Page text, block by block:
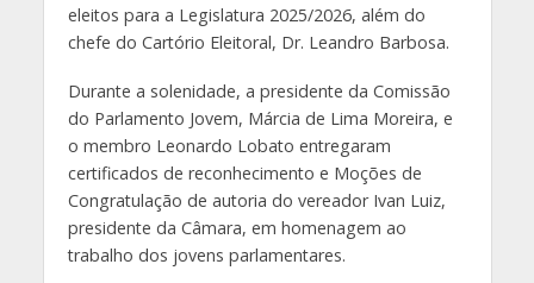
eleitos para a Legislatura 2025/2026, além do
chefe do Cartório Eleitoral, Dr. Leandro Barbosa.
Durante a solenidade, a presidente da Comissão
do Parlamento Jovem, Márcia de Lima Moreira, e
o membro Leonardo Lobato entregaram
certificados de reconhecimento e Moções de
Congratulação de autoria do vereador Ivan Luiz,
presidente da Câmara, em homenagem ao
trabalho dos jovens parlamentares.